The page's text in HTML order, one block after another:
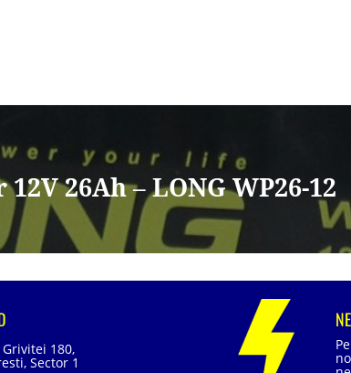
26Ah – LONG WP26-12
Grivitei 180,
Sector 1